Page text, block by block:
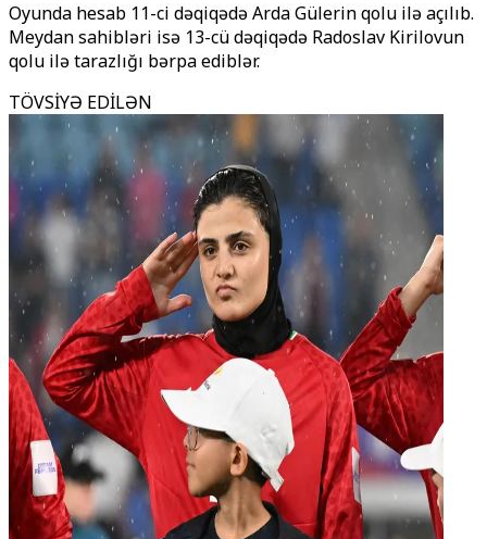
Oyunda hesab 11-ci dəqiqədə Arda Gülerin qolu ilə açılıb.
Meydan sahibləri isə 13-cü dəqiqədə Radoslav Kirilovun
qolu ilə tarazlığı bərpa ediblər.
TÖVSİYƏ EDİLƏN